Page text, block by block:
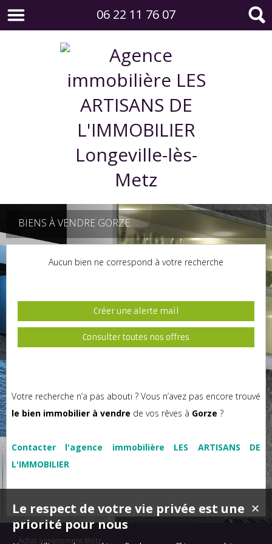
06 22 11 76 07
BIENS À VENDRE GORZE
Aucun bien ne correspond à votre recherche
Créer une alerte mail
Consulter toutes nos offres
Votre recherche n’a pas abouti ? Vous n’avez pas encore trouvé
le bien immobilier à vendre de vos rêves à Gorze ?
Contacter l'agence immobilière LES ARTISANS DE
L'IMMOBILIER
Achat appartement Metz
✕
Le respect de votre vie privée est une
priorité pour nous